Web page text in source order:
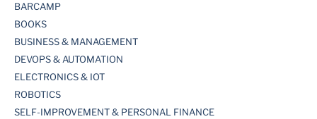
BARCAMP
BOOKS
BUSINESS & MANAGEMENT
DEVOPS & AUTOMATION
ELECTRONICS & IOT
ROBOTICS
SELF-IMPROVEMENT & PERSONAL FINANCE